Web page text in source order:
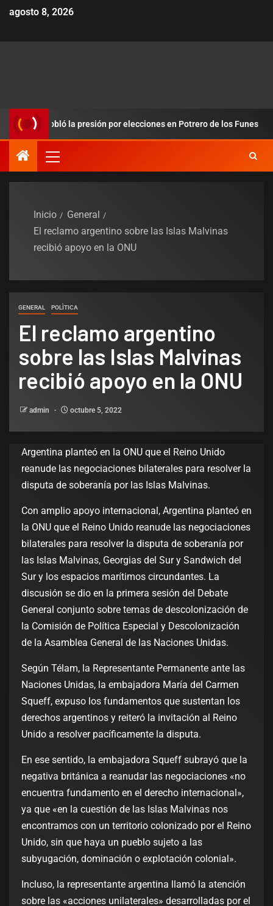
agosto 8, 2026
la presión por elecciones en Potrero de los Funes
Inicio
General
El reclamo argentino sobre las Islas Malvinas
recibió apoyo en la ONU
GENERAL POLÌTICA
El reclamo argentino
sobre las Islas Malvinas
recibió apoyo en la ONU
admin octubre 5, 2022
Argentina planteó en la ONU que el Reino Unido
reanude las negociaciones bilaterales para resolver la
disputa de soberanía por las Islas Malvinas.
Con amplio apoyo internacional, Argentina planteó en
la ONU que el Reino Unido reanude las negociaciones
bilaterales para resolver la disputa de soberanía por
las Islas Malvinas, Georgias del Sur y Sandwich del
Sur y los espacios marítimos circundantes. La
discusión se dio en la primera sesión del Debate
General conjunto sobre temas de descolonización de
la Comisión de Política Especial y Descolonización
de la Asamblea General de las Naciones Unidas.
Según Télam, la Representante Permanente ante las
Naciones Unidas, la embajadora María del Carmen
Squeff, expuso los fundamentos que sustentan los
derechos argentinos y reiteró la invitación al Reino
Unido a resolver pacíficamente la disputa.
En ese sentido, la embajadora Squeff subrayó que la
negativa británica a reanudar las negociaciones «no
encuentra fundamento en el derecho internacional»,
ya que «en la cuestión de las Islas Malvinas nos
encontramos con un territorio colonizado por el Reino
Unido, sin que haya un pueblo sujeto a las
subyugación, dominación o explotación colonial».
Incluso, la representante argentina llamó la atención
sobre las «acciones unilaterales» desarrolladas por el